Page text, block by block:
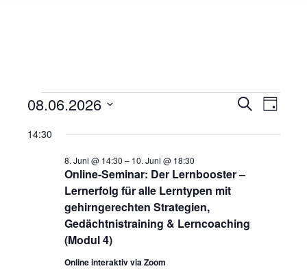
Veranstaltungen
Juni,
2026
Such-
und
Suche
Tag
08.06.2026
wählen.
14:30
Online-Seminar: Der Lernbooster –
Lernerfolg für alle Lerntypen mit
gehirngerechten Strategien,
Gedächtnistraining & Lerncoaching
(Modul 4)
8. Juni @ 14:30 – 10. Juni @ 18:30
Online interaktiv via Zoom